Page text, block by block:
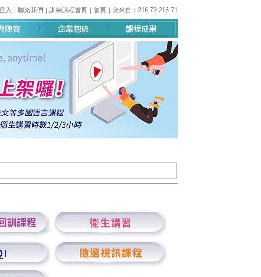
入 ｜ 聯絡我們 ｜ 訓練課程首頁 ｜ 首頁 ｜您來自：216.73.216.71